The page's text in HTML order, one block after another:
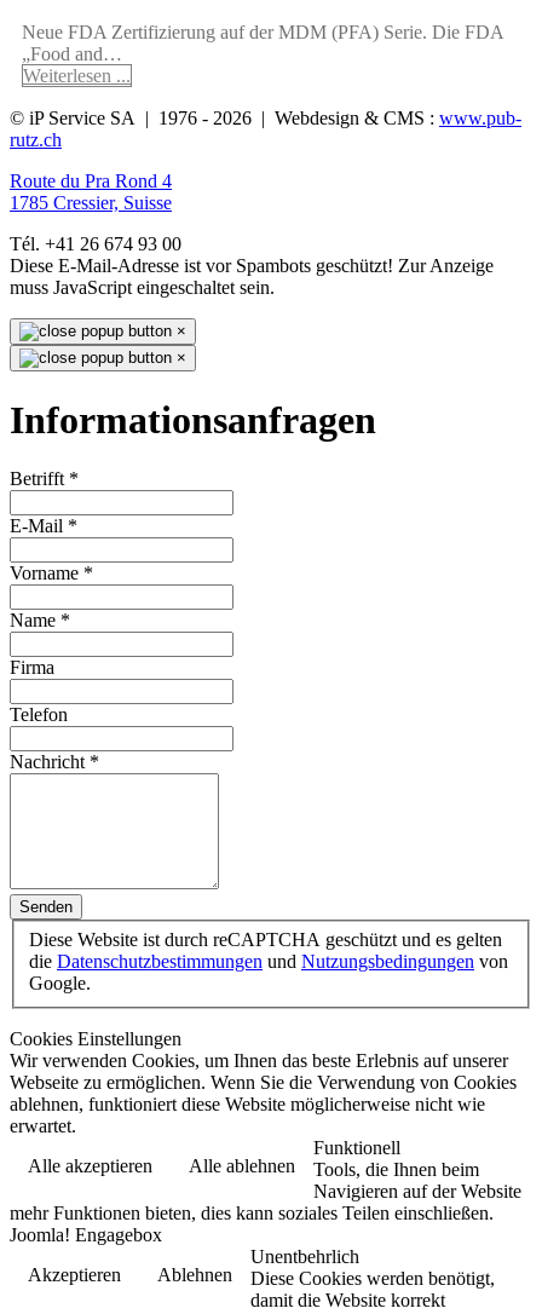
Neue FDA Zertifizierung auf der MDM (PFA) Serie. Die FDA
„Food and…
Weiterlesen ...
© iP Service SA | 1976 - 2026 | Webdesign & CMS : www.pub-
rutz.ch
Route du Pra Rond 4
1785 Cressier, Suisse
Tél. +41 26 674 93 00
Diese E-Mail-Adresse ist vor Spambots geschützt! Zur Anzeige
muss JavaScript eingeschaltet sein.
×
×
Informationsanfragen
Betrifft *
E-Mail *
Vorname *
Name *
Firma
Telefon
Nachricht *
Senden
Diese Website ist durch reCAPTCHA geschützt und es gelten
die Datenschutzbestimmungen und Nutzungsbedingungen von
Google.
Cookies Einstellungen
Wir verwenden Cookies, um Ihnen das beste Erlebnis auf unserer
Webseite zu ermöglichen. Wenn Sie die Verwendung von Cookies
ablehnen, funktioniert diese Website möglicherweise nicht wie
erwartet.
Alle akzeptieren
Alle ablehnen
Funktionell
Tools, die Ihnen beim
Navigieren auf der Website
mehr Funktionen bieten, dies kann soziales Teilen einschließen.
Joomla! Engagebox
Akzeptieren
Ablehnen
Unentbehrlich
Diese Cookies werden benötigt,
damit die Website korrekt